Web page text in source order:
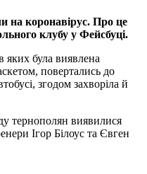
на коронавірус. Про це
клубу у Фейсбуці.
яких була виявлена
повертались до
згодом захворіла й
тернополян виявилися
Ігор Білоус та Євген